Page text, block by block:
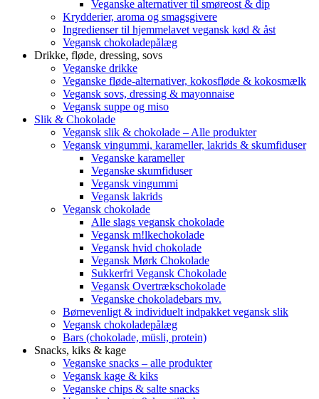
Veganske alternativer til smøreost & dip
Krydderier, aroma og smagsgivere
Ingredienser til hjemmelavet vegansk kød & åst
Vegansk chokoladepålæg
Drikke, fløde, dressing, sovs
Veganske drikke
Veganske fløde-alternativer, kokosfløde & kokosmælk
Vegansk sovs, dressing & mayonnaise
Vegansk suppe og miso
Slik & Chokolade
Vegansk slik & chokolade – Alle produkter
Vegansk vingummi, karameller, lakrids & skumfiduser
Veganske karameller
Veganske skumfiduser
Vegansk vingummi
Vegansk lakrids
Vegansk chokolade
Alle slags vegansk chokolade
Vegansk m!lkechokolade
Vegansk hvid chokolade
Vegansk Mørk Chokolade
Sukkerfri Vegansk Chokolade
Vegansk Overtrækschokolade
Veganske chokoladebars mv.
Børnevenligt & individuelt indpakket vegansk slik
Vegansk chokoladepålæg
Bars (chokolade, müsli, protein)
Snacks, kiks & kage
Veganske snacks – alle produkter
Vegansk kage & kiks
Veganske chips & salte snacks